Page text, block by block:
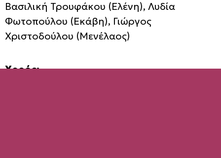
Βασιλική Τρουφάκου (Ελένη), Λυδία
Φωτοπούλου (Εκάβη), Γιώργος
Χριστοδούλου (Μενέλαος)
Χορός: